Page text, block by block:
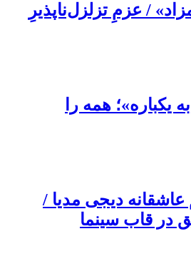
/ عزمِ تزلزل‌ناپذیرِ
یکباره»؛ همه را
۱۰ فیلم عاشقانه دیجی مدیا /
در قاب سینما